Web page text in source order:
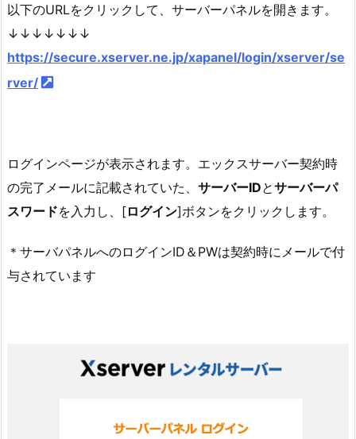
以下のURLをクリックして、サーバーパネルを開きます。
↓↓↓↓↓↓↓
https://secure.xserver.ne.jp/xapanel/login/xserver/se
rver/
ログインページが表示されます。エックスサーバー契約時
の完了メールに記載されていた、 サーバーIDとサーバーパ
スワードを入力し、[ログイン]ボタンをクリックします。
＊サーバパネルへのログインID＆PWは契約時にメールで付
与されています